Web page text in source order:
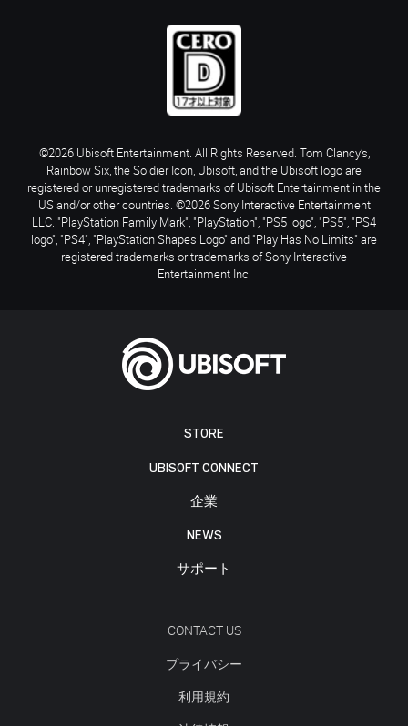
STORE
UBISOFT CONNECT
企業
NEWS
サポート
CONTACT US
プライバシー
利用規約
©2026 Ubisoft Entertainment. All Rights Reserved. Tom Clancy’s,
Rainbow Six, the Soldier Icon, Ubisoft, and the Ubisoft logo are
registered or unregistered trademarks of Ubisoft Entertainment in the
US and/or other countries. ©2026 Sony Interactive Entertainment
LLC. "PlayStation Family Mark", "PlayStation", "PS5 logo", "PS5", "PS4
logo", "PS4", "PlayStation Shapes Logo" and "Play Has No Limits" are
registered trademarks or trademarks of Sony Interactive
Entertainment Inc.